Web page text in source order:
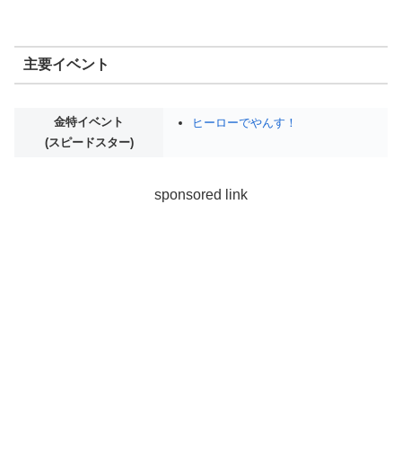
主要イベント
金特イベント
(スピードスター)
ヒーローでやんす！
sponsored link